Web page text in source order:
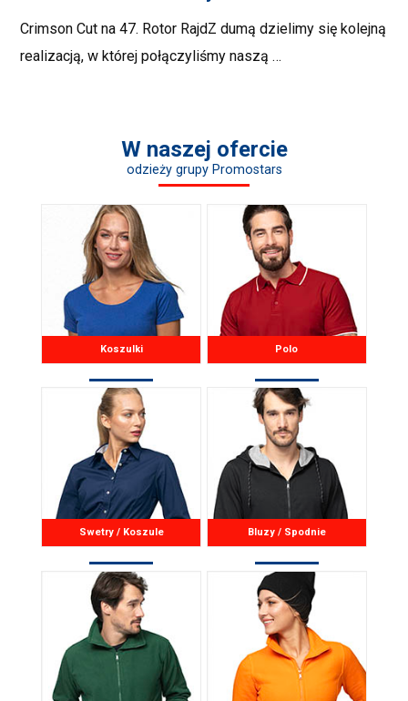
Crimson Cut na 47. Rotor RajdZ dumą dzielimy się kolejną
realizacją, w której połączyliśmy naszą …
W naszej ofercie
odzieży grupy Promostars
Koszulki Polo
Swetry / Koszule Bluzy / Spodnie